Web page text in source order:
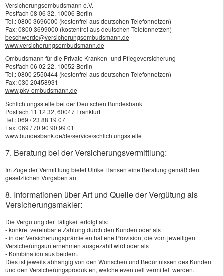
oder Genesungsgeld schmälern die
Invaliditätsleistung im Verhältnis zu den
Beiträgen. Extraleistungen können zudem oft
günstiger im Rahmen des
Krankenversicherungsschutzes abgeschlossen
werden. Achtung auch bei den Ausschlüssen:
Einige Versicherer leisten nicht bei Unfällen
während der Ausübung einiger gefährlicher
Sportarten oder verlangen dafür
Risikozuschläge. Auch manche Berufe wie z.B.
Gerüstbauer, Dachdecker oder Tierpfleger
haben es schwer, eine passende
beim Abschluss von Unfallversicherungen
– wegen ihres grundsätzlich geringeren
Unfallrisikos gehören sie meist unabhängig
vom Beruf zur niedrigen Gefahrenklasse.
[zurück]
Versicherungsombudsmann e.V.
Postfach 08 06 32, 10006 Berlin
Tel.: 0800 3696000 (kostenfrei aus deutschen Telefonnetzen)
Fax: 0800 3699000 (kostenfrei aus deutschen Telefonnetzen)
beschwerde@versicherungsombudsmann.de
www.versicherungsombudsmann.de
Ombudsmann für die Private Kranken- und Pflegeversicherung
Postfach 06 02 22, 10052 Berlin
Tel.: 0800 2550444 (kostenfrei aus deutschen Telefonnetzen)
Fax: 030 20458931
www.pkv-ombudsmann.de
Schlichtungsstelle bei der Deutschen Bundesbank
Postfach 11 12 32, 60047 Frankfurt
Tel.: 069 / 23 88 19 07
Fax: 069 / 70 90 90 99 01
www.bundesbank.de/de/service/schlichtungsstelle
7. Beratung bei der Versicherungsvermittlung:
Im Zuge der Vermittlung bietet Ulrike Hansen eine Beratung gemäß den
gesetzlichen Vorgaben an.
8. Informationen über Art und Quelle der Vergütung als
Versicherungsmakler:
Die Vergütung der Tätigkeit erfolgt als:
- konkret vereinbarte Zahlung durch den Kunden oder als
- in der Versicherungsprämie enthaltene Provision, die vom jeweiligen
Versicherungsunternehmen ausgezahlt wird oder als
- Kombination aus beidem.
Dies ist jeweils abhängig von den Wünschen und Bedürfnissen des Kunden
und den Versicherungsprodukten, welche eventuell vermittelt werden.